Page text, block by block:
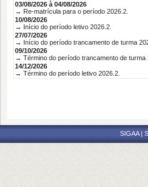
03/08/2026 à 04/08/2026
→ Re-matrícula para o período 2026.2.
10/08/2026
→ Início do período letivo 2026.2.
27/07/2026
→ Início do período trancamento de turma
09/10/2026
→ Término do período trancamento de turma
14/12/2026
→ Término do período letivo 2026.2.
SIGAA |